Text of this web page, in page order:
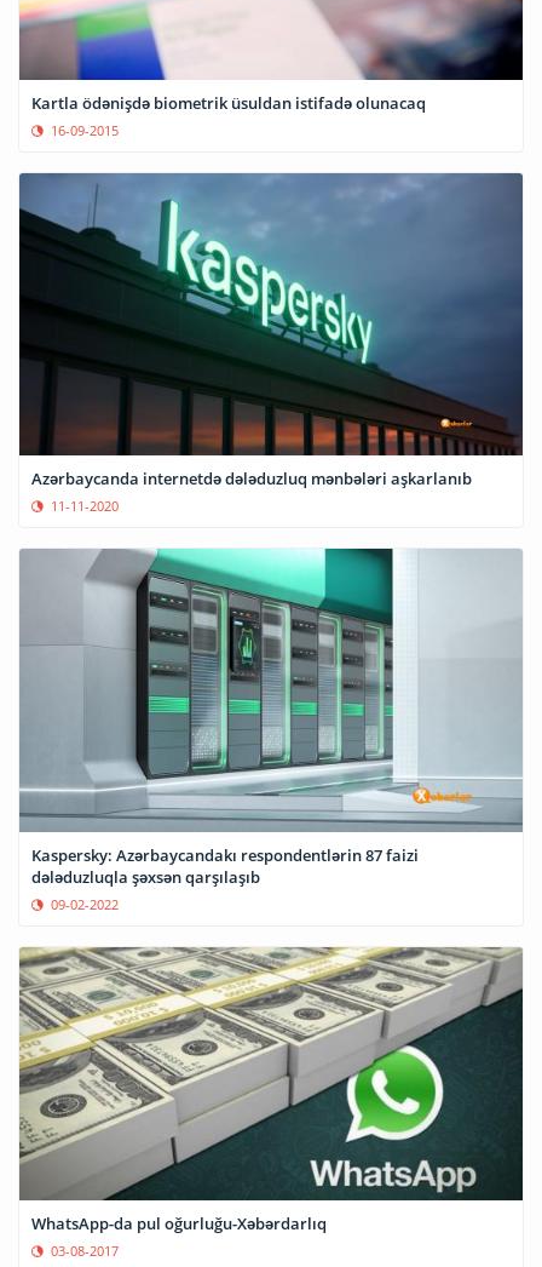
Kartla ödənişdə biometrik üsuldan istifadə olunacaq
16-09-2015
Azərbaycanda internetdə dələduzluq mənbələri aşkarlanıb
11-11-2020
Kaspersky: Azərbaycandakı respondentlərin 87 faizi
dələduzluqla şəxsən qarşılaşıb
09-02-2022
WhatsApp-da pul oğurluğu-Xəbərdarlıq
03-08-2017